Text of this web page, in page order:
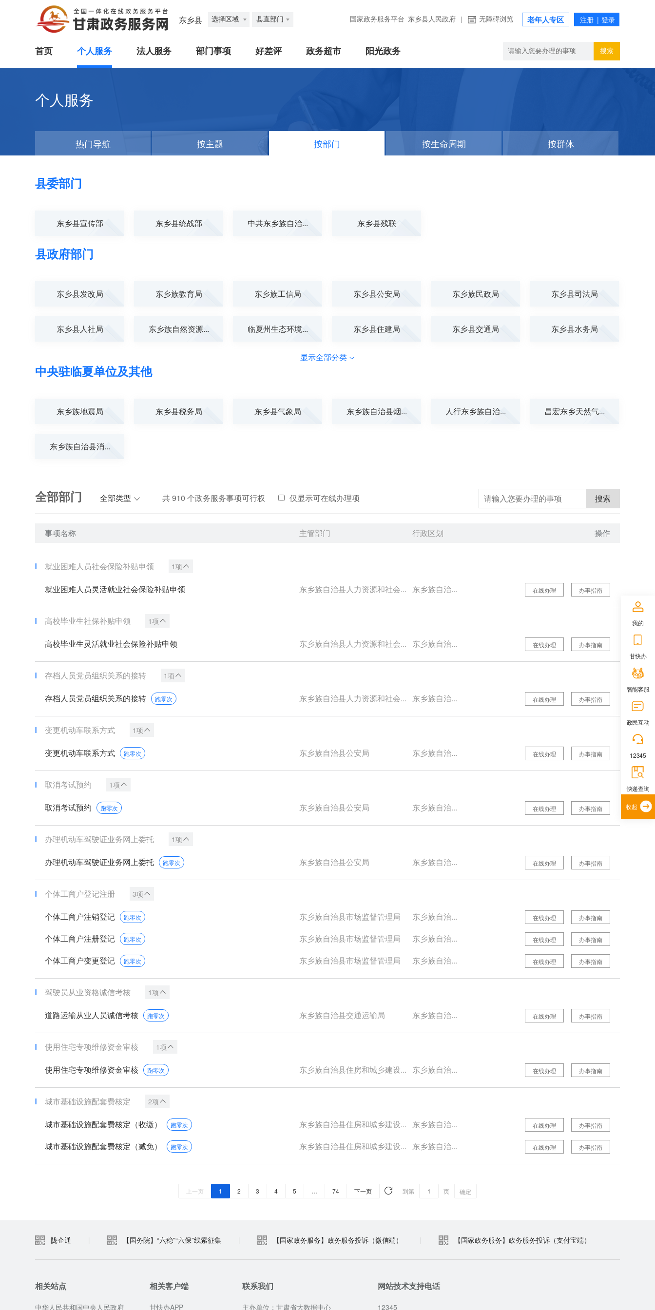
东乡县 选择区域 县直部门 国家政务服务平台 东乡县人民政府 无障碍浏览 老年人专区
首页 个人服务 法人服务 部门事项 好差评 政务超市 阳光政务 搜索
个人服务
热门导航 按主题 按部门 按生命周期 按群体
县委部门
东乡县宣传部 东乡县统战部 中共东乡族自治... 东乡县残联
县政府部门
东乡县发改局 东乡族教育局 东乡族工信局 东乡县公安局 东乡族民政局 东乡县司法局
东乡县人社局 东乡族自然资源... 临夏州生态环境... 东乡县住建局 东乡县交通局 东乡县水务局
显示全部分类
中央驻临夏单位及其他
东乡族地震局 东乡县税务局 东乡县气象局 东乡族自治县烟... 人行东乡族自治... 昌宏东乡天然气...
东乡族自治县消...
全部部门 全部类型 共910 个政务服务事项可行权 仅显示可在线办理项 搜索
事项名称 主管部门 行政区划 操作
就业困难人员社会保险补贴申领 1项
就业困难人员灵活就业社会保险补贴申领 东乡族自治县人力资源和社会... 东乡族自治... 办事指南
在线办理
高校毕业生社保补贴申领 1项
高校毕业生灵活就业社会保险补贴申领 东乡族自治县人力资源和社会... 东乡族自治... 办事指南
在线办理
存档人员党员组织关系的接转 1项
存档人员党员组织关系的接转 跑零次 东乡族自治县人力资源和社会... 东乡族自治... 办事指南
在线办理
变更机动车联系方式 1项
变更机动车联系方式 跑零次 东乡族自治县公安局 东乡族自治... 办事指南
在线办理
取消考试预约 1项
取消考试预约 跑零次 东乡族自治县公安局 东乡族自治... 办事指南
在线办理
办理机动车驾驶证业务网上委托 1项
办理机动车驾驶证业务网上委托 跑零次 东乡族自治县公安局 东乡族自治... 办事指南
在线办理
个体工商户登记注册 3项
个体工商户注销登记 跑零次 东乡族自治县市场监督管理局 东乡族自治... 办事指南
在线办理
个体工商户注册登记 跑零次 东乡族自治县市场监督管理局 东乡族自治... 办事指南
在线办理
个体工商户变更登记 跑零次 东乡族自治县市场监督管理局 东乡族自治... 办事指南
在线办理
驾驶员从业资格诚信考核 1项
道路运输从业人员诚信考核 跑零次 东乡族自治县交通运输局 东乡族自治... 办事指南
在线办理
使用住宅专项维修资金审核 1项
使用住宅专项维修资金审核 跑零次 东乡族自治县住房和城乡建设... 东乡族自治... 办事指南
在线办理
城市基础设施配套费核定 2项
城市基础设施配套费核定（收缴） 跑零次 东乡族自治县住房和城乡建设... 东乡族自治... 办事指南
在线办理
城市基础设施配套费核定（减免） 跑零次 东乡族自治县住房和城乡建设... 东乡族自治... 办事指南
在线办理
上一页 1 2 3 4 5 … 74 下一页 到第 页 确定
陇企通 【国务院】“六稳”“六保”线索征集 【国家政务服务】政务服务投诉（微信端） 【国家政务服务】政务服务投诉（支付宝端）
相关站点
中华人民共和国中央人民政府
相关客户端
甘快办APP
联系我们
主办单位：甘肃省大数据中心
网站技术支持电话
12345
我的
甘快办
智能客服
政民互动
12345
快递查询
收起